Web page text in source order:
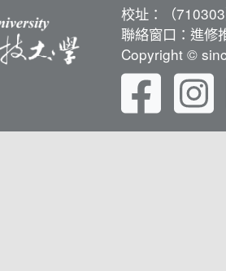
校址：（
聯絡窗口：進修
Copyright ©